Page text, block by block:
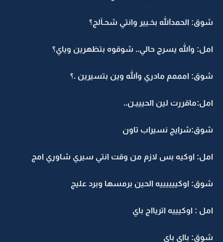
شوق: الحمدالله بخـيير وانتي شحـآلج؟
امل: والله يسرج حالي.. شوقوه بتظهرين وياي؟
شوق: امممم مادري والله وين بتسيرين .؟
امل:ماقررت لين الحيييـن..
شوق:شرايج نسيراب تاون
امل: اوكيه بس لازم من وقت انتي سيري شاوري امج
شوق: اوكييييييه الحين برمسها وبرد عليج
امل : اوكيييه اتريااج باي
شوق: بااي باي